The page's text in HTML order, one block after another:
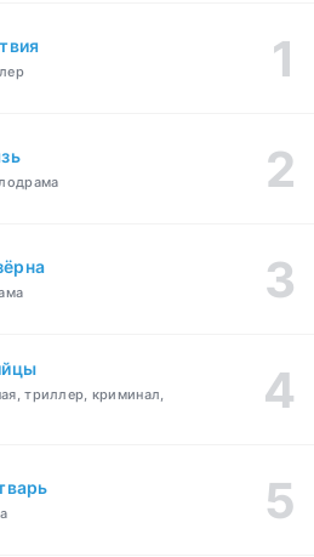
триллер, криминал,